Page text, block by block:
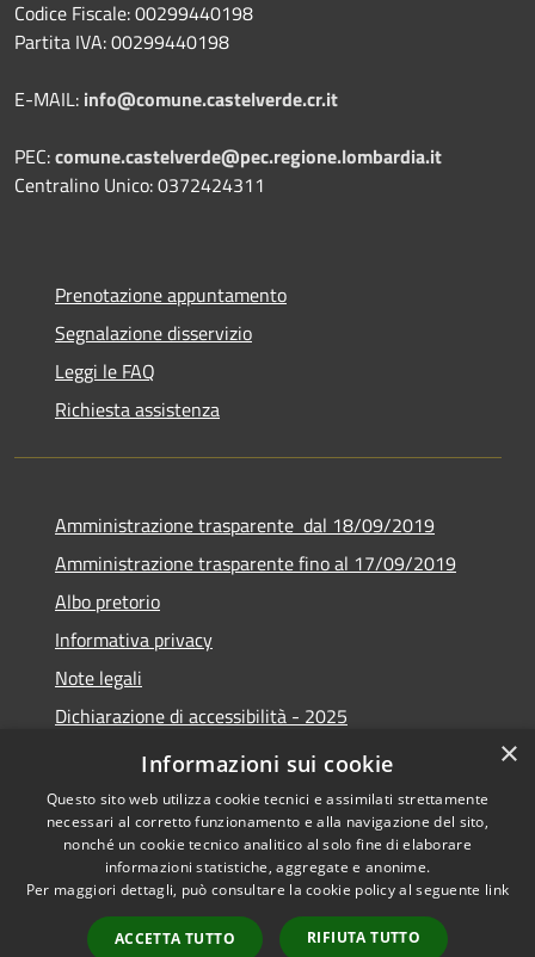
Codice Fiscale: 00299440198
Partita IVA: 00299440198
E-MAIL: info@comune.castelverde.cr.it
PEC:comune.castelverde@pec.regione.lombardia.it
Centralino Unico: 0372424311
Prenotazione appuntamento
Segnalazione disservizio
Leggi le FAQ
Richiesta assistenza
Amministrazione trasparente dal 18/09/2019
Amministrazione trasparente fino al 17/09/2019
Albo pretorio
Informativa privacy
Note legali
Dichiarazione di accessibilità - 2025
Obiettivi di accessibilità - 2025
Accessibilità
Copyright © 2026 • Comune di
Castelverde • Powered by
Municipium•
Accesso
×
Informazioni sui cookie
Questo sito web utilizza cookie tecnici e assimilati strettamente
necessari al corretto funzionamento e alla navigazione del sito,
nonché un cookie tecnico analitico al solo fine di elaborare
informazioni statistiche, aggregate e anonime.
Per maggiori dettagli, può consultare la cookie policy al seguente link
ACCETTA TUTTO RIFIUTA TUTTO